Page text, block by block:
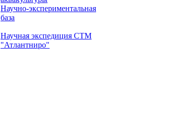
Научно-экспериментальная
база
Научная экспедиция СТМ
"Атлантниро"